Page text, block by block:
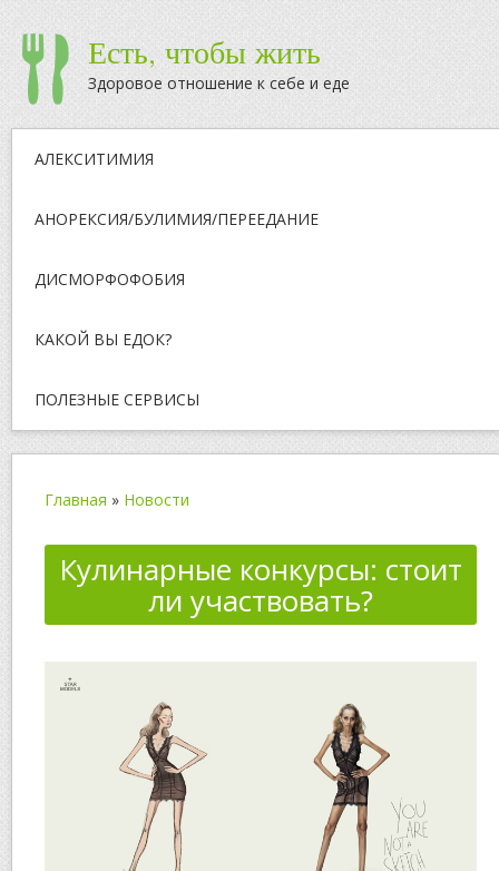
Есть, чтобы жить
Здоровое отношение к себе и еде
АЛЕКСИТИМИЯ
АНОРЕКСИЯ/БУЛИМИЯ/ПЕРЕЕДАНИЕ
ДИСМОРФОФОБИЯ
КАКОЙ ВЫ ЕДОК?
ПОЛЕЗНЫЕ СЕРВИСЫ
Главная » Новости
Кулинарные конкурсы: стоит
ли участвовать?